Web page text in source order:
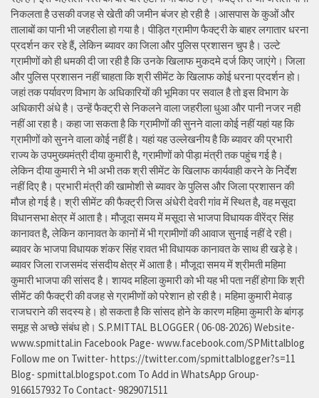
निकलता है उसकी वजह से खेती की जमीन बंजर हो रही है ।आसपास के कुओं और
तालाबों का पानी भी जहरीला हो गया है। पीड़ित ग्रामीण फैक्ट्री के बाहर लगातार धरना
प्रदर्शन कर रहे हैं, लेकिन ब्यावर का जिला और पुलिस प्रशासन चुप है। उल्टे
ग्रामीणों को ही धमकी दी जा रही है कि उनके खिलाफ मुकदमे दर्ज किए जाएंगे। जिला
और पुलिस प्रशासन नहीं चाहता कि श्री सीमेंट के खिलाफ कोई धरना प्रदर्शन हो।
जहां तक पर्यावरण विभाग के अधिकारियों की भूमिका पर सवाल है तो इस विभाग के
अधिकारी अंधे है। उन्हें फैक्ट्री से निकलने वाला जहरीला धुआ और पानी नजर नही
नहीं आ रहा है। कहा जा सकता है कि ग्रामीणों की सुनने वाला कोई नहीं यहां यह कि
ग्रामीणों को सुनने वाला कोई नहीं है। यहां यह उल्लेखनीय है कि ब्यावर की प्रभारी
राज्य के उपमुख्यमंत्री दीया कुमारी है, ग्रामीणों को पीड़ा मंत्री तक पहुंच गई है।
लेकिन दीया कुमारी ने भी अभी तक श्री सीमेंट के खिलाफ कार्यवाही करने के निर्देश
नहीं दिए है। प्रभारी मंत्री की खामोशी से ब्यावर के पुलिस और जिला प्रशासन की
मौज हो गई है। श्री सीमेंट की फैक्ट्री जिस अंधेरी देवरी गांव में स्थित है, वह मसूदा
विधानसभा क्षेत्र में आता है। मौजूदा समय में मसूदा से भाजपा विधायक वीरेंद्र सिंह
कानावत है, लेकिन कानावत के कानों में भी ग्रामीणों की आवाज सुनाई नहीं दे रही।
ब्यावर के भाजपा विधायक शंकर सिंह रावत भी विधायक कानावत के साथ ही खड़े हे।
ब्यावर जिला राजसमंद संसदीय क्षेत्र में आता है। मौजूदा समय में श्रीमती महिमा
कुमारी भाजपा की सांसद है। शायद महिला कुमारी को भी यह भी पता नहीं होगा कि श्री
सीमेंट की फैक्ट्री की वजह से ग्रामीणों को परेशान हो रही है। महिमा कुमारी मेवाड़
राजघराने की सदस्य हे। हो सकता है कि सांसद होने के कारण महिमा कुमारी के बांगड़
समूह से अच्छे संबंध हो। S.P.MITTAL BLOGGER ( 06-08-2026) Website-
www.spmittal.in Facebook Page- www.facebook.com/SPMittalblog
Follow me on Twitter- https://twitter.com/spmittalblogger?s=11
Blog- spmittal.blogspot.com To Add in WhatsApp Group-
9166157932 To Contact- 9829071511